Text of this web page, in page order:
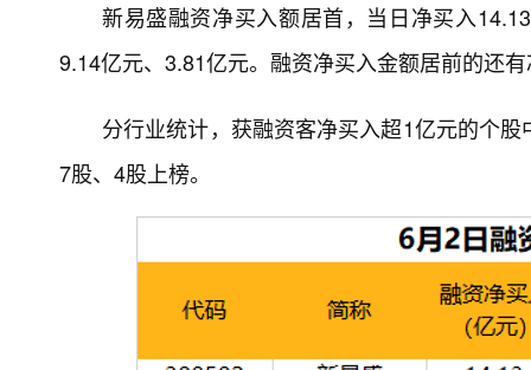
新易盛融资净买入额居首，当日净买入
9.14亿元、3.81亿元。融资净买入金额居前的还
分行业统计，获融资客净买入超1亿元的个
7股、4股上榜。